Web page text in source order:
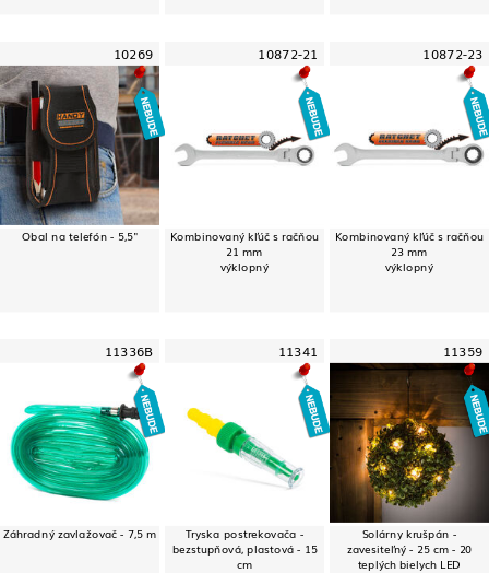
10269
Obal na telefón - 5,5"
10872-21
Kombinovaný kľúč s račňou
21 mm
výklopný
10872-23
Kombinovaný kľúč s račňou
23 mm
výklopný
11336B
Záhradný zavlažovač - 7,5 m
11341
Tryska postrekovača -
bezstupňová, plastová - 15
cm
11359
Solárny krušpán -
zavesiteľný - 25 cm - 20
teplých bielych LED